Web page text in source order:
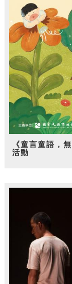
《童言童語，
活動